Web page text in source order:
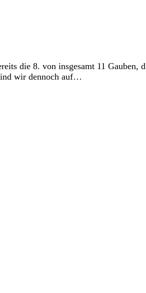
die 8. von insgesamt 11 Gauben,
wir dennoch auf…